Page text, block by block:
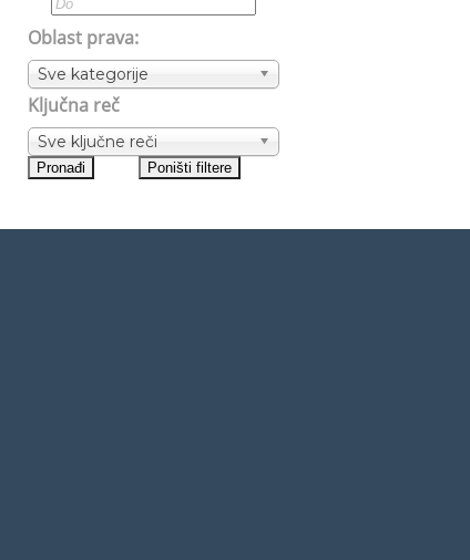
Oblast prava:
Sve kategorije
Ključna reč
Sve ključne reči